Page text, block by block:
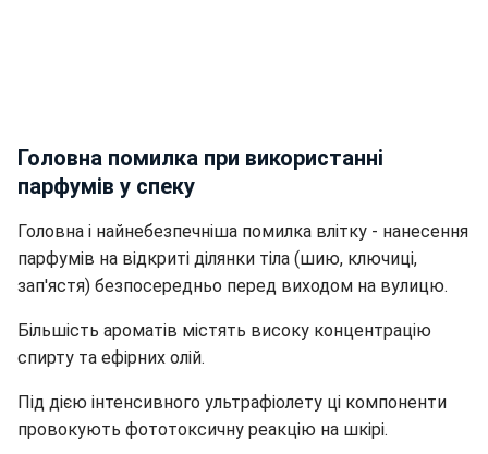
Головна помилка при використанні
парфумів у спеку
Головна і найнебезпечніша помилка влітку - нанесення
парфумів на відкриті ділянки тіла (шию, ключиці,
зап'ястя) безпосередньо перед виходом на вулицю.
Більшість ароматів містять високу концентрацію
спирту та ефірних олій.
Під дією інтенсивного ультрафіолету ці компоненти
провокують фототоксичну реакцію на шкірі.